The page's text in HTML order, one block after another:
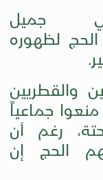
جميل
لظهوره
.
والقطريين
منعوا جماعياً
رغم أن
الحج إن